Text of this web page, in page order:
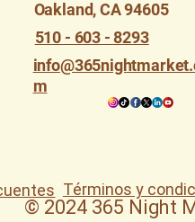
Oakland, CA 94605
510 - 603 - 8293
m
Términos y
© 2024 365 Night